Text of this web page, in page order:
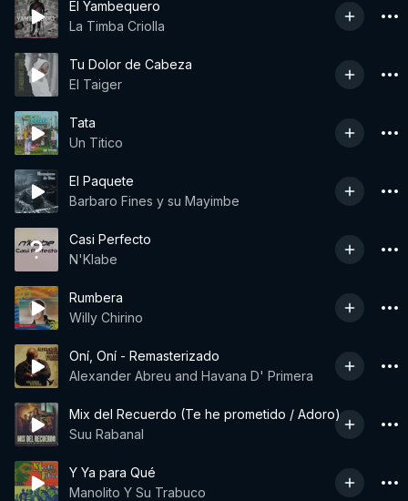
El Yambequero
La Timba Criolla
Tu Dolor de Cabeza
El Taiger
Tata
Un Titico
El Paquete
Barbaro Fines y su Mayimbe
Casi Perfecto
N'Klabe
Rumbera
Willy Chirino
Oní, Oní - Remasterizado
Alexander Abreu and Havana D' Primera
Mix del Recuerdo (Te he prometido / Adoro)
Suu Rabanal
Y Ya para Qué
Manolito Y Su Trabuco